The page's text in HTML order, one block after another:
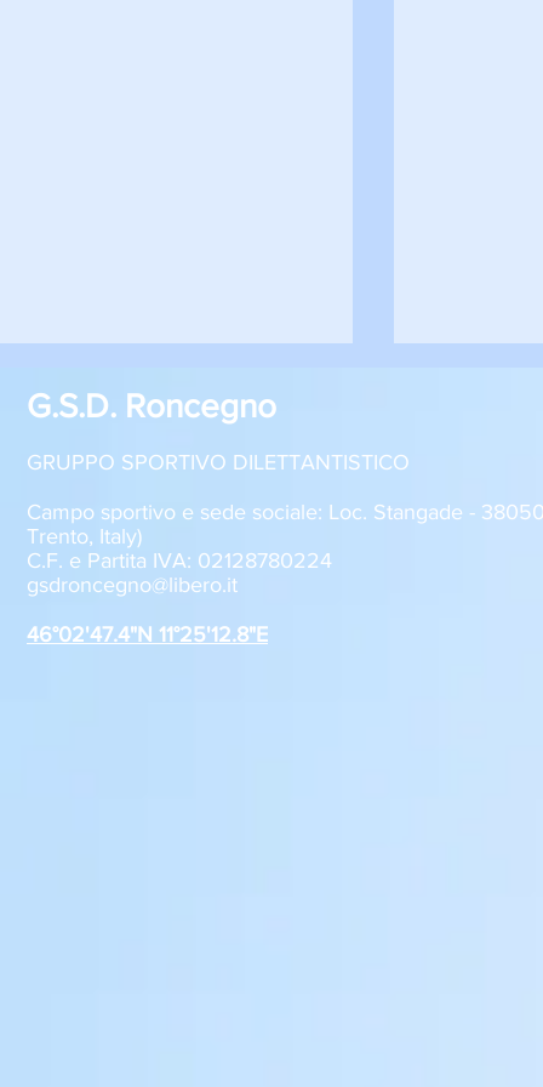
Sabato 8 agosto, il GSD
Roncegno alla Festa della
G.S.D. Roncegno
GRUPPO SPORTIVO DILETTANTISTICO
Campo sportivo e sede sociale: Loc. Stangade -
Trento, Italy)
C.F. e Partita IVA: 02128780224
gsdroncegno@libero.it
46°02'47.4"N 11°25'12.8"E